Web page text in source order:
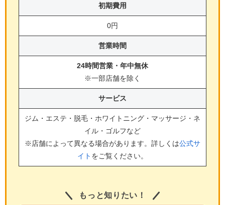
初期費用
0円
営業時間
24時間営業・年中無休
※一部店舗を除く
サービス
ジム・エステ・脱毛・ホワイトニング・マッサージ・ネ
イル・ゴルフなど
※店舗によって異なる場合があります。詳しくは公式サ
イト をご覧ください。
もっと知りたい！